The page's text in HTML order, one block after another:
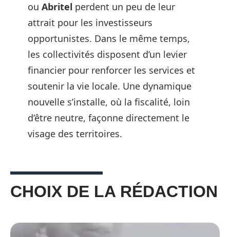
ou Abritel perdent un peu de leur
attrait pour les investisseurs
opportunistes. Dans le même temps,
les collectivités disposent d’un levier
financier pour renforcer les services et
soutenir la vie locale. Une dynamique
nouvelle s’installe, où la fiscalité, loin
d’être neutre, façonne directement le
visage des territoires.
CHOIX DE LA RÉDACTION